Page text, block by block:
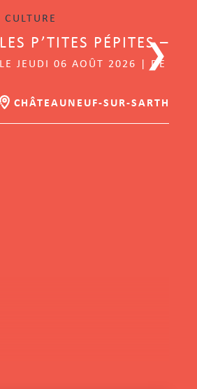
LES P’TITES PÉPITES –
CULTURE
LE JEUDI 06 AOÛT 2026 | DE 14H
CHÂTEAUNEUF-SUR-SARTHE